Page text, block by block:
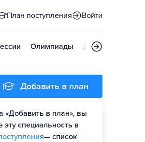
План поступления Войти
Олимпиады Дни открытых
Добавить в план
«Добавить в план», вы
эту специальность в
— список